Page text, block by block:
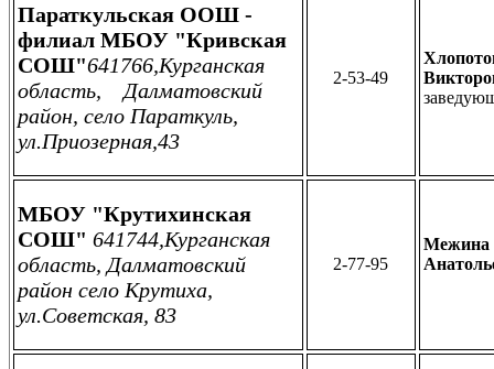
Параткульская ООШ -
филиал МБОУ "Кривская
СОШ"641766,Курганская
область, Далматовский
район, село Параткуль,
ул.Приозерная,43
2-53-49
МБОУ "Крутихинская
СОШ" 641744,Курганская
область, Далматовский
район село Крутиха,
ул.Советская, 83
2-77-95